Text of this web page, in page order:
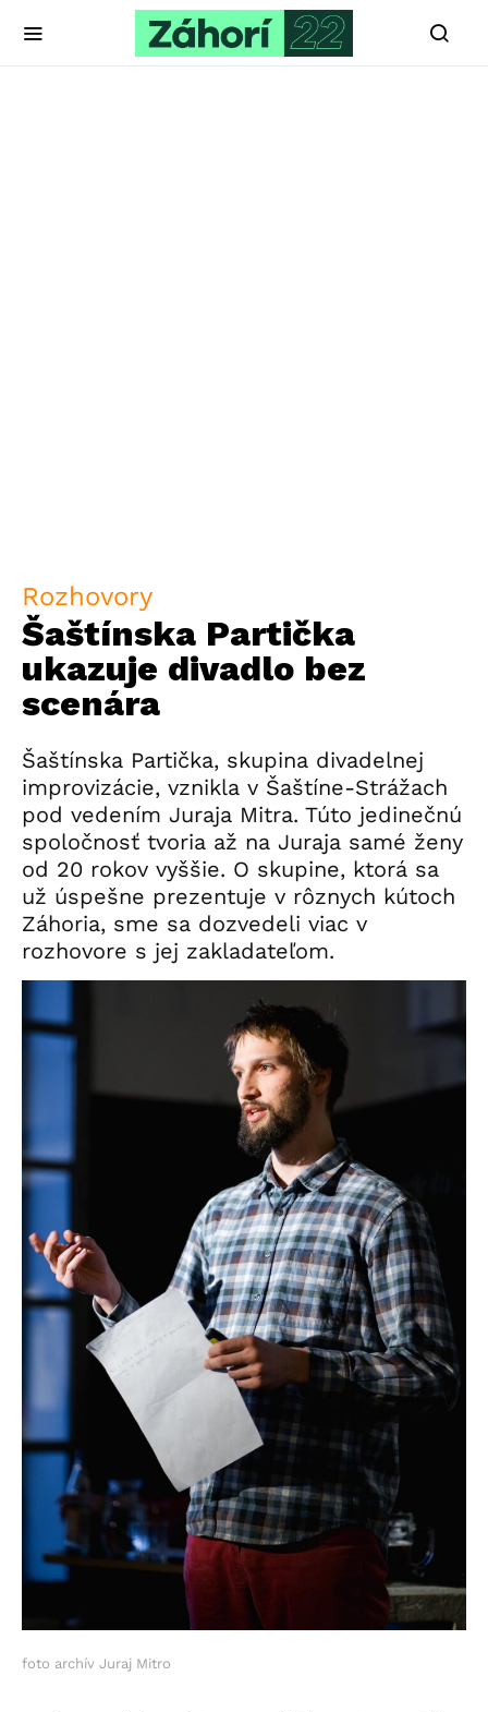
Rozhovory
Šaštínska Partička
ukazuje divadlo bez
scenára
Šaštínska Partička, skupina divadelnej
improvizácie, vznikla v Šaštíne-Strážach
pod vedením Juraja Mitra. Túto jedinečnú
spoločnosť tvoria až na Juraja samé ženy
od 20 rokov vyššie. O skupine, ktorá sa
už úspešne prezentuje v rôznych kútoch
Záhoria, sme sa dozvedeli viac v
rozhovore s jej zakladateľom.
foto archív Juraj Mitro